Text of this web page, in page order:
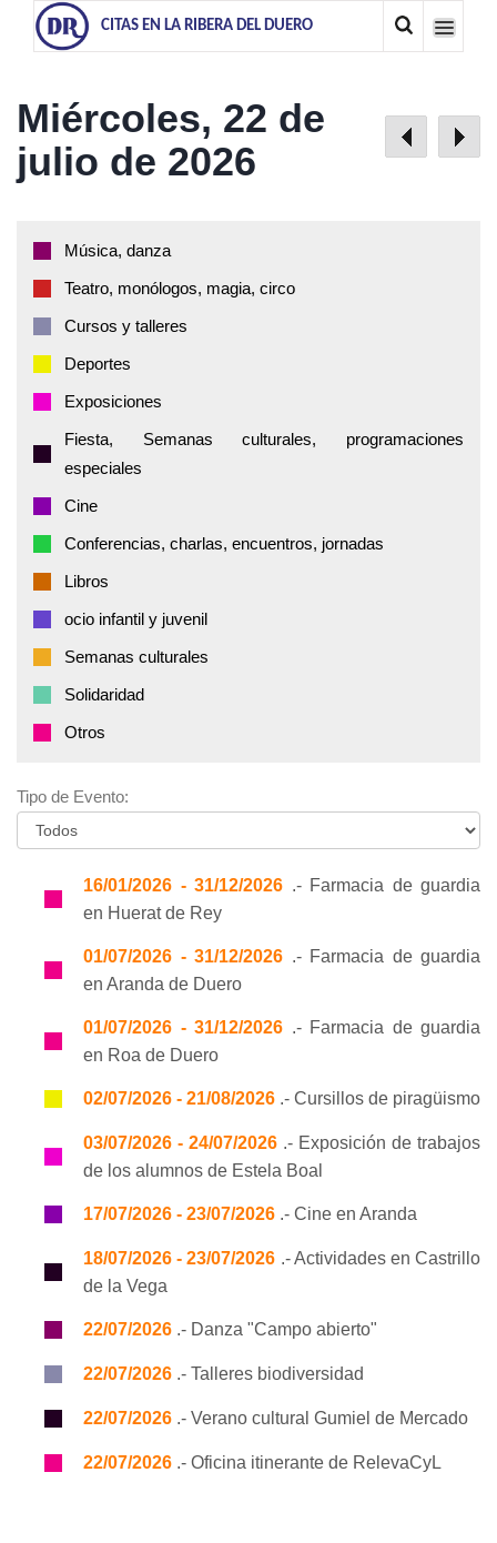
CITAS EN LA RIBERA DEL DUERO
Miércoles, 22 de
julio de 2026
Música, danza
Teatro, monólogos, magia, circo
Cursos y talleres
Deportes
Exposiciones
Fiesta, Semanas culturales, programaciones
especiales
Cine
Conferencias, charlas, encuentros, jornadas
Libros
ocio infantil y juvenil
Semanas culturales
Solidaridad
Otros
Tipo de Evento:
16/01/2026 - 31/12/2026 .- Farmacia de guardia
en Huerat de Rey
01/07/2026 - 31/12/2026 .- Farmacia de guardia
en Aranda de Duero
01/07/2026 - 31/12/2026 .- Farmacia de guardia
en Roa de Duero
02/07/2026 - 21/08/2026 .- Cursillos de piragüismo
03/07/2026 - 24/07/2026 .- Exposición de trabajos
de los alumnos de Estela Boal
17/07/2026 - 23/07/2026 .- Cine en Aranda
18/07/2026 - 23/07/2026 .- Actividades en Castrillo
de la Vega
22/07/2026 .- Danza "Campo abierto"
22/07/2026 .- Talleres biodiversidad
22/07/2026 .- Verano cultural Gumiel de Mercado
22/07/2026 .- Oficina itinerante de RelevaCyL